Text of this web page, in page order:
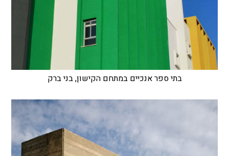
בתי ספר אנכיים במתחם הקישון, בני ברק